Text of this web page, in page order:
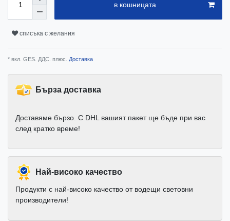
в кошницата
списъка с желания
* вкл. GES. ДДС. плюс. Доставка
Бърза доставка
Доставяме бързо. С DHL вашият пакет ще бъде при вас
след кратко време!
Най-високо качество
Продукти с най-високо качество от водещи световни
производители!